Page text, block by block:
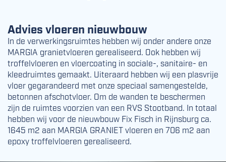
Advies vloeren nieuwbouw
In de verwerkingsruimtes hebben wij onder andere onze
MARGIA granietvloeren gerealiseerd. Ook hebben wij
troffelvloeren en vloercoating in sociale-, sanitaire- en
kleedruimtes gemaakt. Uiteraard hebben wij een plasvrije
vloer gegarandeerd met onze speciaal samengestelde,
betonnen afschotvloer. Om de wanden te beschermen
zijn de ruimtes voorzien van een RVS Stootband. In totaal
hebben wij voor de nieuwbouw Fix Fisch in Rijnsburg ca.
1645 m2 aan MARGIA GRANIET vloeren en 706 m2 aan
epoxy troffelvloeren gerealiseerd.